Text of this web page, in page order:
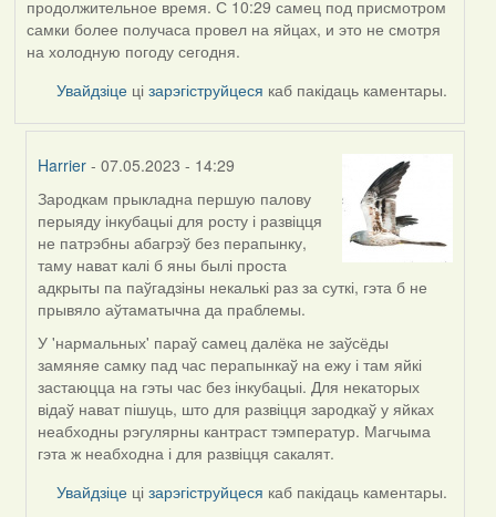
продолжительное время. С 10:29 самец под присмотром
самки более получаса провел на яйцах, и это не смотря
на холодную погоду сегодня.
Увайдзіце цізарэгіструйцеся каб пакідаць каментары.
Harrier - 07.05.2023 - 14:29
In
reply
to
by
ZNR
Зародкам прыкладна першую палову
перыяду інкубацыі для росту і развіцця
не патрэбны абагрэў без перапынку,
таму нават калі б яны былі проста
адкрыты па паўгадзіны некалькі раз за суткі, гэта б не
прывяло аўтаматычна да праблемы.
У 'нармальных' параў самец далёка не заўсёды
замяняе самку пад час перапынкаў на ежу і там яйкі
застаюцца на гэты час без інкубацыі. Для некаторых
відаў нават пішуць, што для развіцця зародкаў у яйках
неабходны рэгулярны кантраст тэмператур. Магчыма
гэта ж неабходна і для развіцця сакалят.
Увайдзіце цізарэгіструйцеся каб пакідаць каментары.